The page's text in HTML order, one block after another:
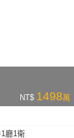
NT$ 1498萬
1廳1衛